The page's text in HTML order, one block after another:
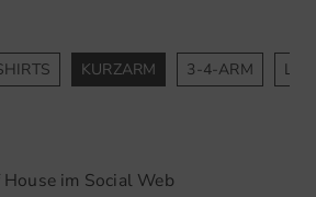
KURZARM 3-4-ARM
im Social Web